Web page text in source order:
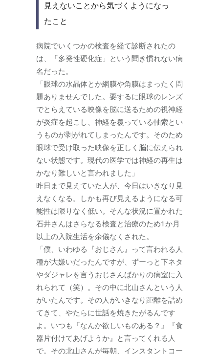
見えないことから気づくようになっ
たこと
病院でいくつかの検査を経て診断されたの
は、「多発性硬化症」という聞き慣れない病
名だった。
「眼球の水晶体とか網膜や角膜はまったく問
題ありませんでした。要するに眼球のレンズ
でとらえている映像を脳に送るための視神経
が炎症を起こし、神経を覆っている軸索とい
うものが剥がれてしまったんです。そのため
眼球で受け取った映像を正しく脳に伝えられ
ない状態です。現代の医学では神経の再生は
かなり難しいと言われました」
昨日まで見えていた人が、今日はいきなり見
えなくなる。しかも再び見えるようになる可
能性は限りなく低い。そんな状況に置かれた
石井さんはさらなる検査と治療のため1か月
以上の入院生活を余儀なくされた。
「僕、いわゆる『おじさん』って言われる人
種が大嫌いだったんですが、ずーっと下ネタ
やダジャレを言うおじさんばかりの病室に入
れられて（笑）。その中に北山さんという人
がいたんです。その人がいきなり距離を詰め
てきて、やたらに世話を焼きたがるんです
よ。いつも『なんか欲しいものある？』『食
器片付けてあげようか』と言ってくれる人
で。その北山さんが毎朝、インスタントコー